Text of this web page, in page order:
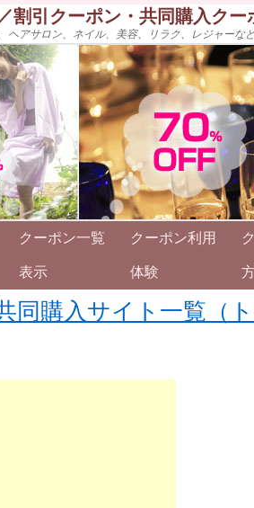
割引クーポン・共同購入ク
ヘアサロン、ネイル、美容、リラク、レジャー
クーポン一覧
表示
クーポン利用
体験
同購入サイト一覧（